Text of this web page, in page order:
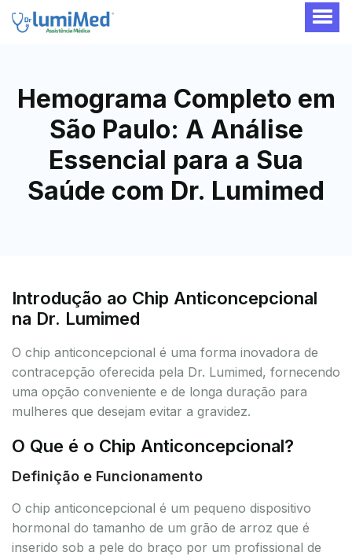
Hemograma Completo em
São Paulo: A Análise
Essencial para a Sua
Saúde com Dr. Lumimed
Introdução ao Chip Anticoncepcional
na Dr. Lumimed
O chip anticoncepcional é uma forma inovadora de
contracepção oferecida pela Dr. Lumimed, fornecendo
uma opção conveniente e de longa duração para
mulheres que desejam evitar a gravidez.
O Que é o Chip Anticoncepcional?
Definição e Funcionamento
O chip anticoncepcional é um pequeno dispositivo
hormonal do tamanho de um grão de arroz que é
inserido sob a pele do braço por um profissional de